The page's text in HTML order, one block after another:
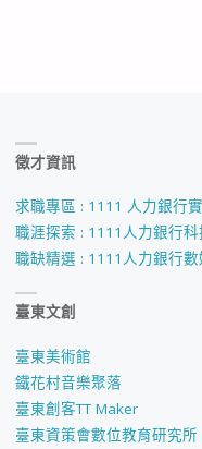
徵才資訊
求職專區 : 1111 人力銀行
職涯探索 : 1111人力銀行
職缺精選 : 1111人力銀行
臺東文創
臺東美術館
鐵花村音樂聚落
臺東創客TT Maker
臺東資策會數位教育研究所